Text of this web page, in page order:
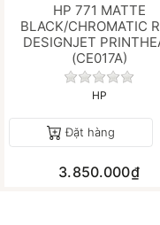
HP 771 MATTE
BLACK/CHROMATIC
DESIGNJET
(CE017A)
Chưa có
HP
Đặt hàng
3.850.000₫